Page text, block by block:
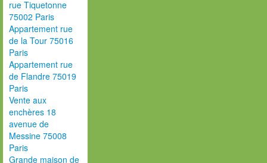
rue Tiquetonne
75002 Paris
Appartement rue
de la Tour 75016
Paris
Appartement rue
de Flandre 75019
Paris
Vente aux
enchères 18
avenue de
Messine 75008
Paris
Grande maison de